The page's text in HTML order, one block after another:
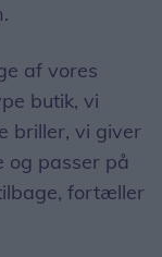
af vores
butik, vi
briller, vi giver
og passer på
fortæller